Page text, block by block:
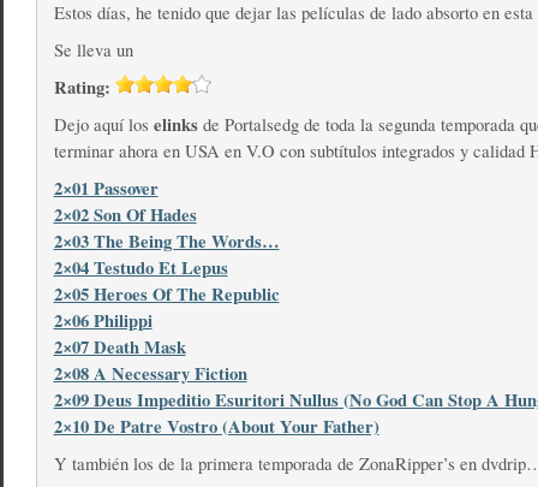
Estos días, he tenido que dejar las películas de lado absorto en
Se lleva un
Rating:
Dejo aquí los elinks de Portalsedg de toda la segunda temporada
terminar ahora en USA en V.O con subtítulos integrados y calidad
2×01 Passover
2×02 Son Of Hades
2×03 The Being The Words…
2×04 Testudo Et Lepus
2×05 Heroes Of The Republic
2×06 Philippi
2×07 Death Mask
2×08 A Necessary Fiction
2×09 Deus Impeditio Esuritori Nullus (No God Can Stop A
2×10 De Patre Vostro (About Your Father)
Y también los de la primera temporada de ZonaRipper’s en